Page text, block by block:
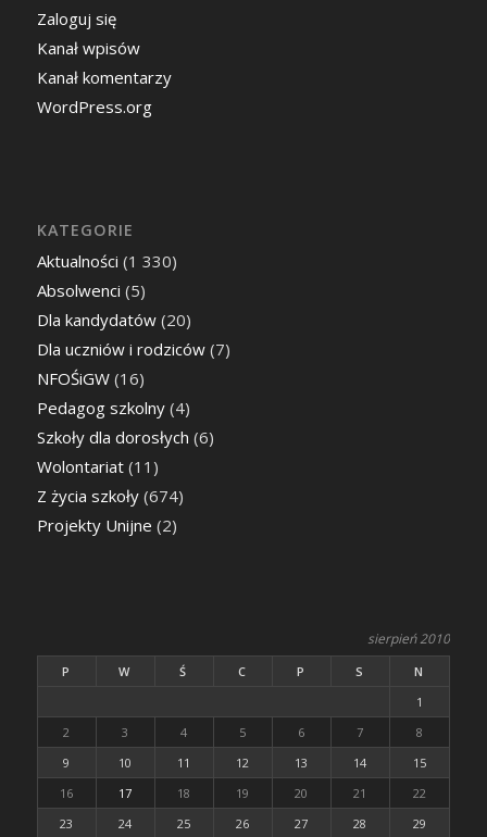
Zaloguj się
Kanał wpisów
Kanał komentarzy
WordPress.org
KATEGORIE
Aktualności (1 330)
Absolwenci (5)
Dla kandydatów(20)
Dla uczniów i rodziców(7)
NFOŚiGW(16)
Pedagog szkolny(4)
Szkoły dla dorosłych (6)
Wolontariat(11)
Z życia szkoły(674)
Projekty Unijne (2)
sierpień 2010
P W Ś C P S
N
1
2
3 4 5 6 7
8
9
10 11 12 13 14
15
16
17 18 19 20 21
22
23
24 25 26 27 28 29